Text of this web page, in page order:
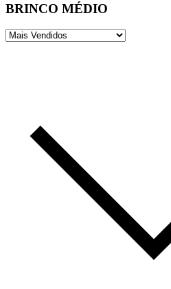
BRINCO MÉDIO